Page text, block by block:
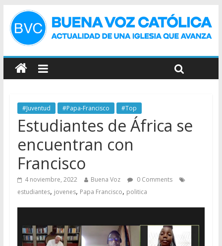
#Juventud #Papa-Francisco #Top
Estudiantes de África se
encuentran con
Francisco
4 noviembre, 2022 Buena Voz
0 Comments
estudiantes, jovenes, Papa Francisco, politica